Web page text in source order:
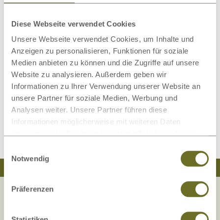
Diese Webseite verwendet Cookies
Unsere Webseite verwendet Cookies, um Inhalte und
Anzeigen zu personalisieren, Funktionen für soziale
Medien anbieten zu können und die Zugriffe auf unsere
Website zu analysieren. Außerdem geben wir
Informationen zu Ihrer Verwendung unserer Website an
unsere Partner für soziale Medien, Werbung und
Analysen weiter. Unsere Partner führen diese
Informationen möglicherweise mit weiteren Daten
haben.
Notwendig
Präferenzen
Eschenregale von LaModula peppen jede noch so
Stauraum für Ihre persönlichen Accessoires oder Ihre
Lieblingsbücher.
Unser handverlesenes Vollholz stammt aus nachhaltiger
Forstwirtschaft. Es wird achtsam selektiert und durch
traditionelles Tischlerhandwerk verarbeitet. Massivholz ist
sehr strapazierfähig und stellt einen bleibenden Wert dar.
Die Oberflächen werden per Hand fein geschliffen und mit
natürlichen Ölen und Harzen veredelt.
Natürlich wohnen